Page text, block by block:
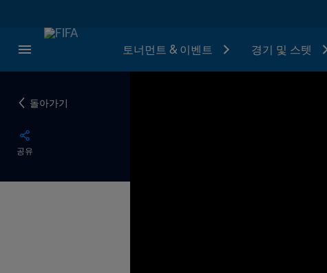
토너먼트 & 이벤트 경기 및 스텟
돌아가기
공유